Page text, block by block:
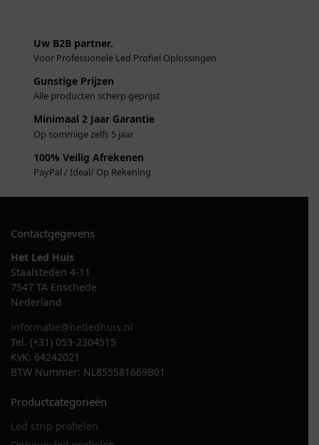
Uw B2B partner.
Voor Professionele Led Profiel Oplossingen
Gunstige Prijzen
Alle producten scherp geprijst
Minimaal 2 Jaar Garantie
Op sommige zelfs 5 jaar
100% Veilig Afrekenen
PayPal / Ideal/ Op Rekening
Contactgegevens
Het Led Huis
Staalsteden 4-11
7547 TA Enschede
Nederland
informatie@hetledhuis.nl
Tel. (+31) 053-2304515
KvK: 64242021
BTW Nummer: NL855581669B01
Productcategorieën
Led strip profielen